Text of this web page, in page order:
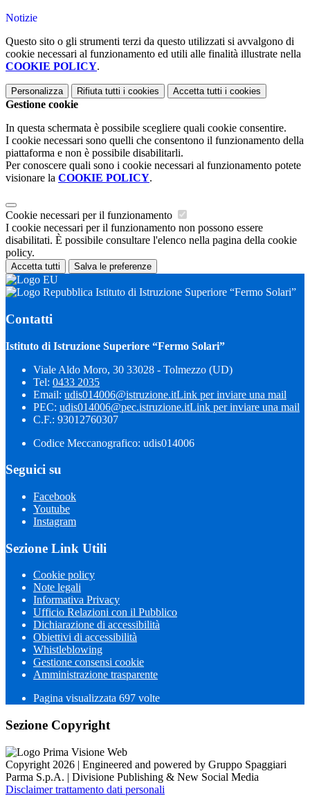
Notizie
Questo sito o gli strumenti terzi da questo utilizzati si avvalgono di
cookie necessari al funzionamento ed utili alle finalità illustrate nella
COOKIE POLICY.
Personalizza Rifiuta tutti i cookies Accetta tutti i cookies
Gestione cookie
In questa schermata è possibile scegliere quali cookie consentire.
I cookie necessari sono quelli che consentono il funzionamento della
piattaforma e non è possibile disabilitarli.
Per conoscere quali sono i cookie necessari al funzionamento potete
visionare la COOKIE POLICY.
Cookie necessari per il funzionamento
I cookie necessari per il funzionamento non possono essere
disabilitati. È possibile consultare l'elenco nella pagina della cookie
policy.
Accetta tutti Salva le preferenze
Istituto di Istruzione Superiore “Fermo Solari”
Contatti
Istituto di Istruzione Superiore “Fermo Solari”
Viale Aldo Moro, 30 33028 - Tolmezzo (UD)
Tel: 0433 2035
Email: udis014006@istruzione.itLink per inviare una mail
PEC: udis014006@pec.istruzione.itLink per inviare una mail
C.F.: 93012760307
Codice Meccanografico: udis014006
Seguici su
Facebook
Youtube
Instagram
Sezione Link Utili
Cookie policy
Note legali
Informativa Privacy
Ufficio Relazioni con il Pubblico
Dichiarazione di accessibilità
Obiettivi di accessibilità
Whistleblowing
Gestione consensi cookie
Amministrazione trasparente
Pagina visualizzata 697 volte
Sezione Copyright
Copyright 2026 | Engineered and powered by Gruppo Spaggiari
Parma S.p.A. | Divisione Publishing & New Social Media
Disclaimer trattamento dati personali